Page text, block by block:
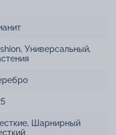
, Универсальный,
, Шарнирный